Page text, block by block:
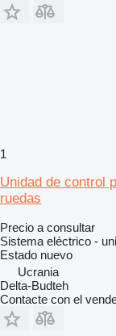
1
Unidad de control
ruedas
Precio a consultar
Sistema eléctrico -
Estado nuevo
Ucrania
Delta-Budteh
Contacte con el